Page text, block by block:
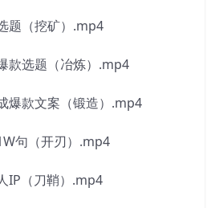
题（挖矿）.mp4
款选题（冶炼）.mp4
爆款文案（锻造）.mp4
句（开刃）.mp4
IP（刀鞘）.mp4